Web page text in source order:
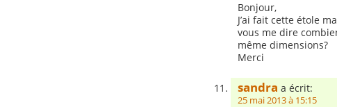
Bonjour,
J’ai fait cette étole
vous me dire
même dimensions?
Merci
sandra a écrit:
25 mai 2013 à 15:15